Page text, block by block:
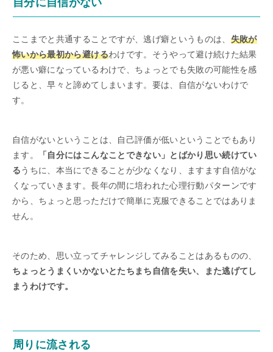
自分に自信がない
ここまでと共通することですが、逃げ癖というものは、 失敗が
怖いから最初から避けるわけです。そうやって避け続けた結果
が悪い癖になっているわけで、ちょっとでも失敗の可能性を感
じると、早々と諦めてしまいます。要は、自信がないわけで
す。
自信がないということは、自己評価が低いということでもあり
ます。
「自分にはこんなことできない」とばかり思い続けてい
るうちに、本当にできることが少なくなり、ますます自信がな
くなっていきます。長年の間に培われた心理行動パターンです
から、ちょっと思っただけで簡単に克服できることではありま
せん。
そのため、思い立ってチャレンジしてみることはあるものの、
ちょっとうまくいかないとたちまち自信を失い、また逃げてし
まうわけです。
周りに流される